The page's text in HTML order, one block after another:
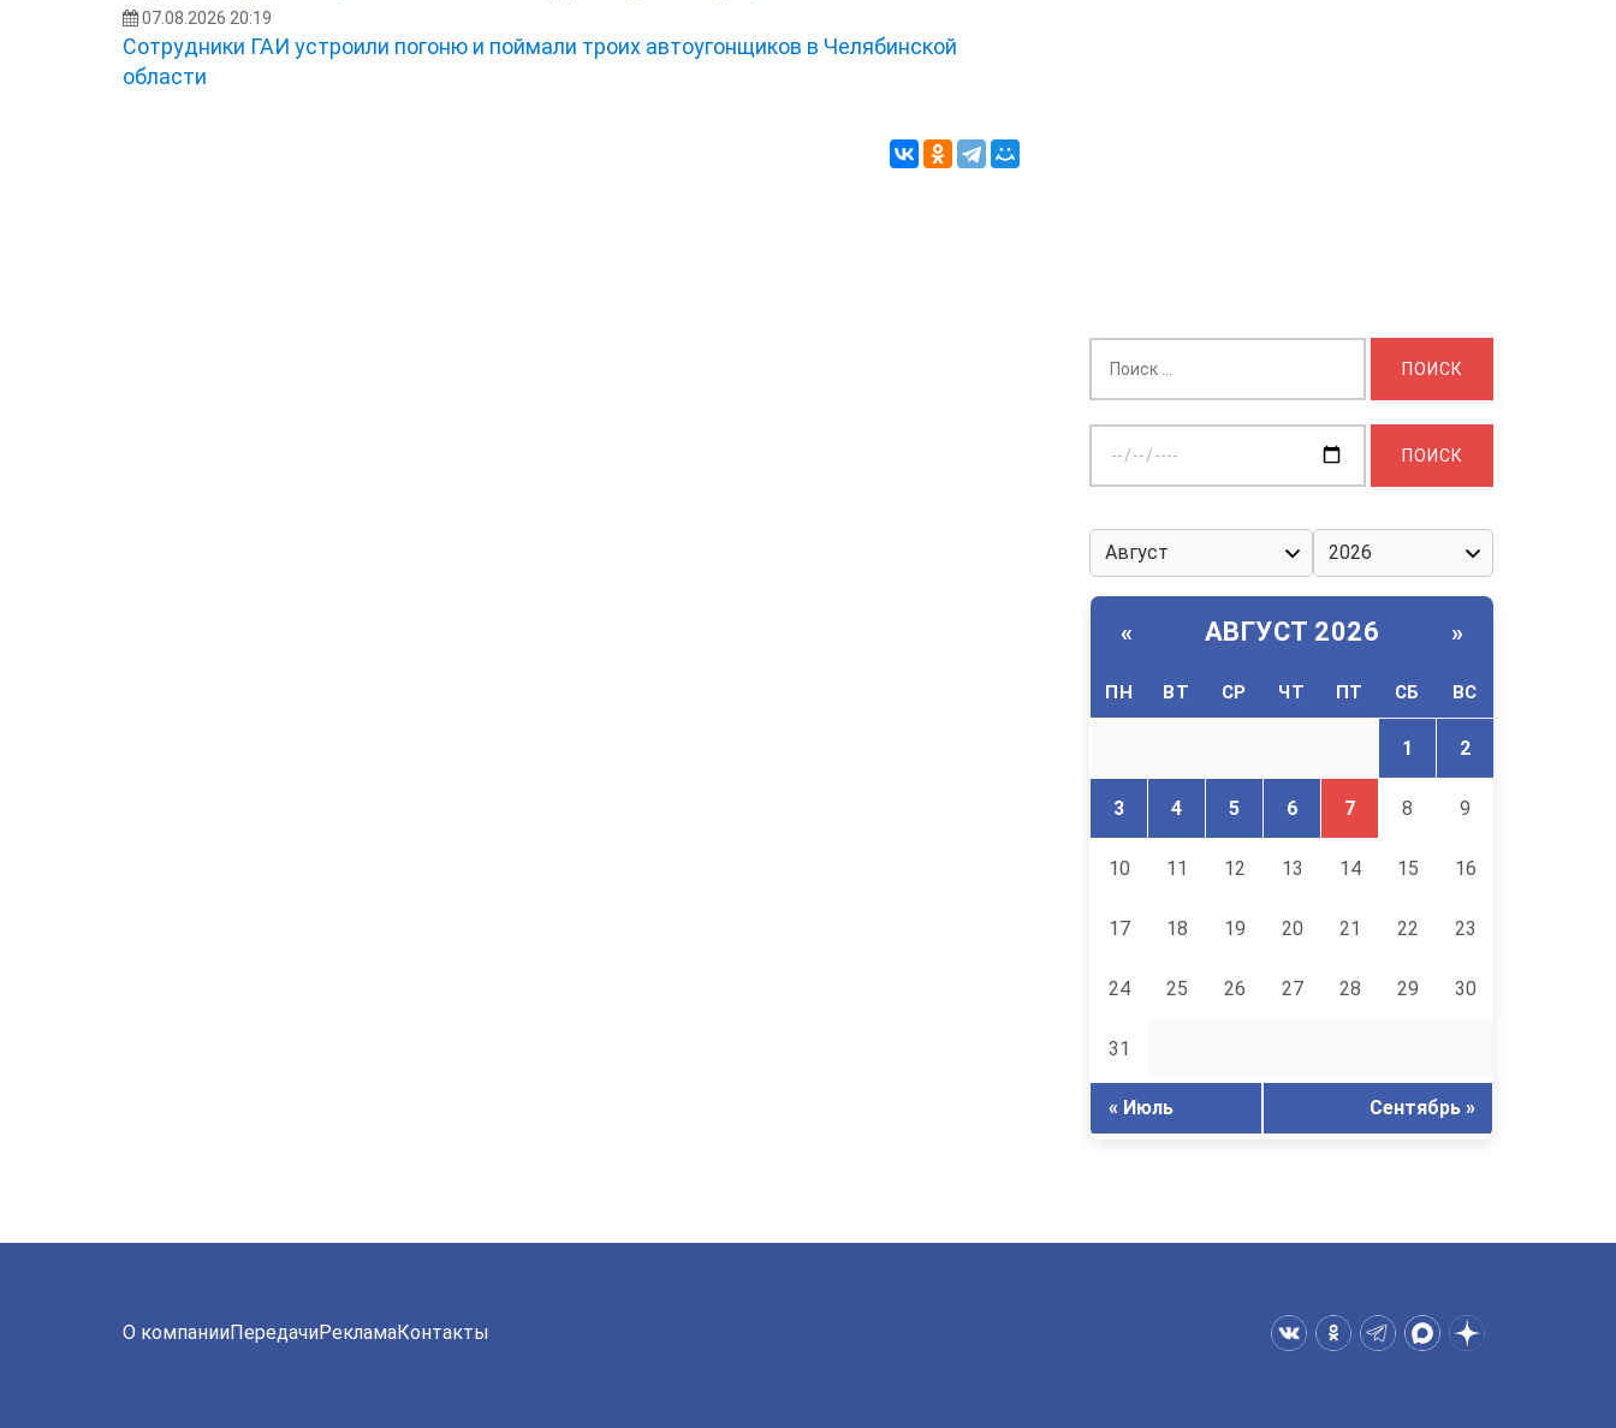
07.08.2026 20:19
Сотрудники ГАИ устроили погоню и поймали троих автоугонщиков в Челябинской
области
дату:
« АВГУСТ 2026 »
ПН ВТ СР ЧТ ПТ СБ ВС
1 2
3 4 5 6 7 8 9
10 11 12 13 14 15 16
17 18 19 20 21 22 23
24 25 26 27 28 29 30
31
« Июль Сентябрь »
О компанииПередачиРекламаКонтакты